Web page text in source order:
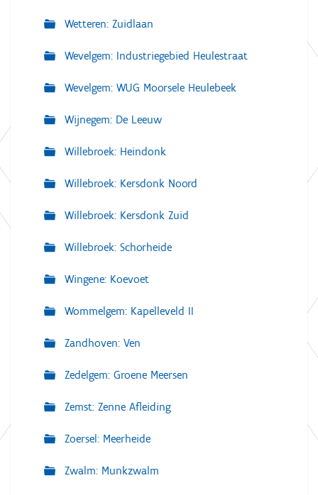
Wetteren: Zuidlaan
Wevelgem: Industriegebied Heulestraat
Wevelgem: WUG Moorsele Heulebeek
Wijnegem: De Leeuw
Willebroek: Heindonk
Willebroek: Kersdonk Noord
Willebroek: Kersdonk Zuid
Willebroek: Schorheide
Wingene: Koevoet
Wommelgem: Kapelleveld II
Zandhoven: Ven
Zedelgem: Groene Meersen
Zemst: Zenne Afleiding
Zoersel: Meerheide
Zwalm: Munkzwalm